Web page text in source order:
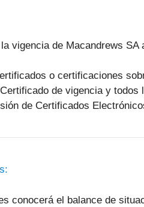
vigencia de Macandrews
o certificaciones
de vigencia y
de Certificados
conocerá el balance de